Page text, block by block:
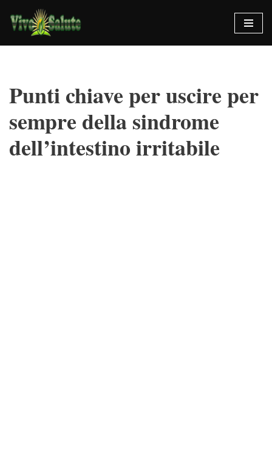
Vai
al
Punti chiave per uscire per
sempre della sindrome
dell’intestino irritabile